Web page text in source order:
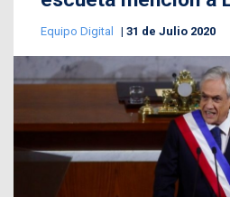
Equipo Digital 31 de Julio 2020